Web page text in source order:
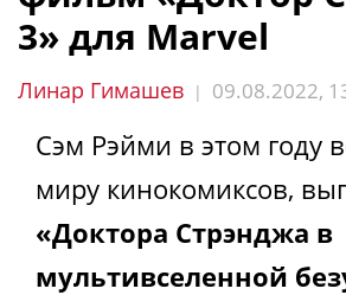
3» для Marvel
Линар Гимашев | 09.08.2022,
Сэм Рэйми в этом году
миру кинокомиксов,
«Доктора Стрэнджа в
мультивселенной